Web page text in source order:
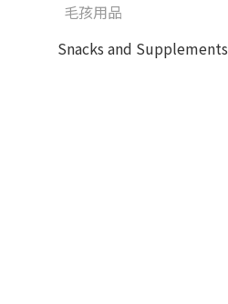
毛孩用品
Snacks and Supplements